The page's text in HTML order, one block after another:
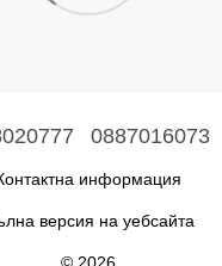
0887016073
информация
версия на уебсайта
© 2026